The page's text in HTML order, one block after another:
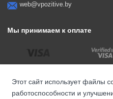
Мы принимаем к оплате
web@vpozitive.by
Этот сайт использует файлы
работоспособности и